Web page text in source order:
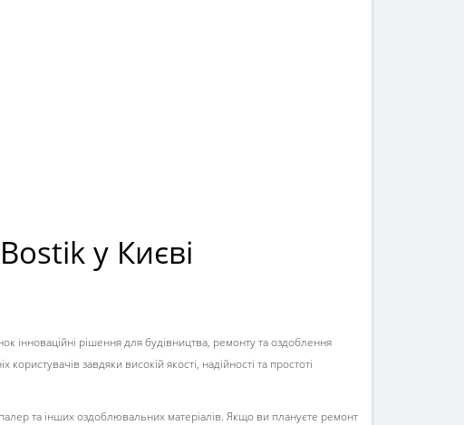
у Києві
інноваційні рішення для будівництва, ремонту та оздоблення
завдяки високій якості, надійності та простоті
та інших оздоблювальних матеріалів. Якщо ви плануєте ремонт